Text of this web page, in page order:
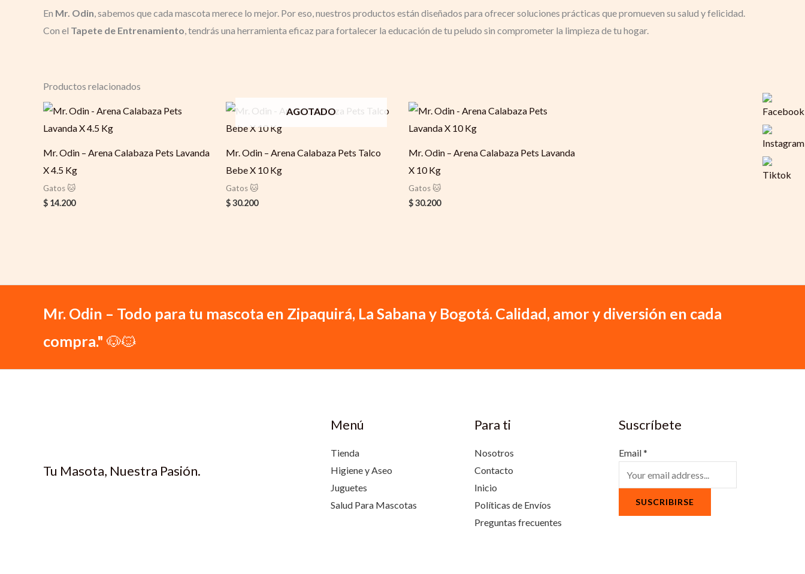
En Mr. Odin, sabemos que cada mascota merece lo mejor. Por eso, nuestros productos están diseñados para ofrecer soluciones prácticas que promueven su salud y felicidad.
Con el Tapete de Entrenamiento, tendrás una herramienta eficaz para fortalecer la educación de tu peludo sin comprometer la limpieza de tu hogar.
Productos relacionados
Mr. Odin – Arena Calabaza Pets Lavanda
X 4.5 Kg
Gatos 🐱
$ 14.200
AGOTADO
Mr. Odin – Arena Calabaza Pets Talco
Bebe X 10 Kg
Gatos 🐱
$30.200
Mr. Odin – Arena Calabaza Pets Lavanda
X 10 Kg
Gatos 🐱
$30.200
Mr. Odin – Todo para tu mascota en Zipaquirá, La Sabana y Bogotá. Calidad, amor y diversión en cada
compra." 🐶🐱
Tu Masota, Nuestra Pasión.
Menú
Tienda
Higiene y Aseo
Juguetes
Salud Para Mascotas
Para ti
Nosotros
Contacto
Inicio
Políticas de Envíos
Preguntas frecuentes
Suscríbete
Email*
SUSCRIBIRSE